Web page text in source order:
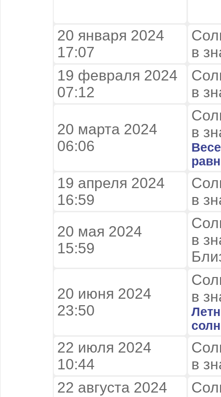
20 января 2024
17:07
в
19 февраля 2024
07:12
в
20 марта 2024
06:06
в
19 апреля 2024
16:59
в
20 мая 2024
15:59
в
20 июня 2024
23:50
в
22 июля 2024
10:44
в
22 августа 2024